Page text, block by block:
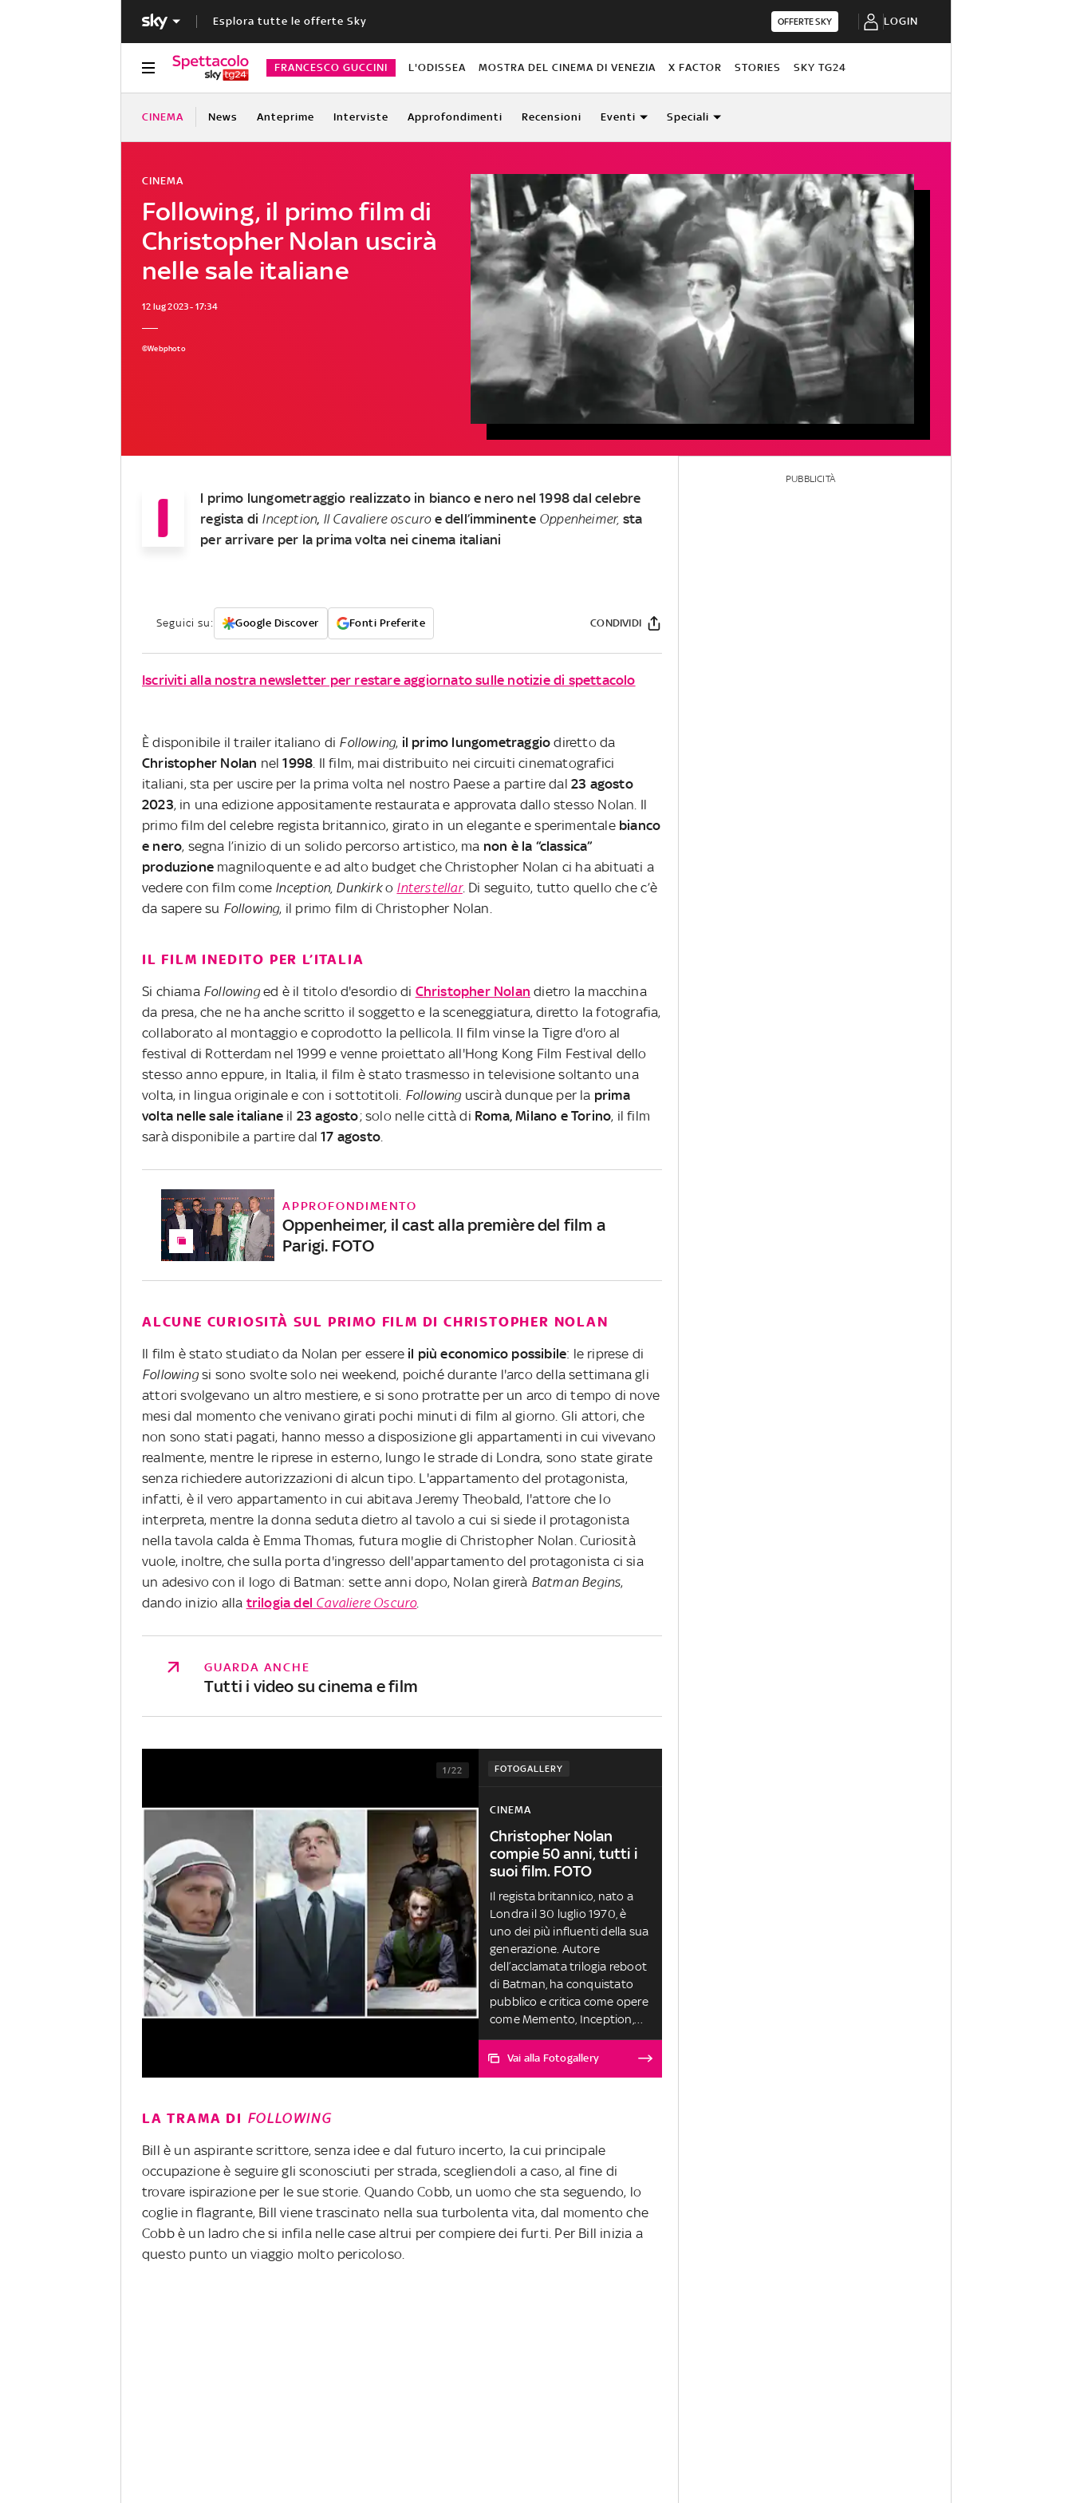
Esplora tutte le offerte Sky OFFERTE SKY LOGIN
FRANCESCO GUCCINI L'ODISSEA MOSTRA DEL CINEMA DI VENEZIA X FACTOR STORIES SKY TG24
CINEMA News Anteprime Interviste Approfondimenti Recensioni Eventi Speciali
Following, il primo film di
Christopher Nolan uscirà
nelle sale italiane
CINEMA
12 lug 2023 - 17:34
©Webphoto
I
l primo lungometraggio realizzato in bianco e nero nel 1998 dal celebre
regista di Inception, Il Cavaliere oscuroe dell’imminenteOppenheimer, sta
per arrivare per la prima volta nei cinema italiani
Seguici su: Google Discover Fonti Preferite CONDIVIDI
Iscriviti alla nostra newsletter per restare aggiornato sulle notizie di spettacolo
È disponibile il trailer italiano di Following, il primo lungometraggio diretto da
Christopher Nolan nel1998 . Il film, mai distribuito nei circuiti cinematografici
italiani, sta per uscire per la prima volta nel nostro Paese a partire dal23 agosto
2023, in una edizione appositamente restaurata e approvata dallo stesso Nolan. Il
primo film del celebre regista britannico, girato in un elegante e sperimentale bianco
e nero, segna l’inizio di un solido percorso artistico, ma non è la “classica”
produzione magniloquente e ad alto budget che Christopher Nolan ci ha abituati a
vedere con film come Inception, Dunkirko Interstellar. Di seguito, tutto quello che c’è
da sapere su Following, il primo film di Christopher Nolan.
IL FILM INEDITO PER L’ITALIA
Si chiama Followinged è il titolo d'esordio di Christopher Nolan dietro la macchina
da presa, che ne ha anche scritto il soggetto e la sceneggiatura, diretto la fotografia,
collaborato al montaggio e coprodotto la pellicola. Il film vinse la Tigre d'oro al
festival di Rotterdam nel 1999 e venne proiettato all'Hong Kong Film Festival dello
stesso anno eppure, in Italia, il film è stato trasmesso in televisione soltanto una
volta, in lingua originale e con i sottotitoli. Following uscirà dunque per la prima
volta nelle sale italiane il 23 agosto; solo nelle città di Roma, Milano e Torino, il film
sarà disponibile a partire dal17 agosto
APPROFONDIMENTO
Oppenheimer, il cast alla première del film a
Parigi. FOTO
ALCUNE CURIOSITÀ SUL PRIMO FILM DI CHRISTOPHER NOLAN
Il film è stato studiato da Nolan per essere il più economico possibile: le riprese di
Followingsi sono svolte solo nei weekend, poiché durante l'arco della settimana gli
attori svolgevano un altro mestiere, e si sono protratte per un arco di tempo di nove
mesi dal momento che venivano girati pochi minuti di film al giorno. Gli attori, che
non sono stati pagati, hanno messo a disposizione gli appartamenti in cui vivevano
realmente, mentre le riprese in esterno, lungo le strade di Londra, sono state girate
senza richiedere autorizzazioni di alcun tipo. L'appartamento del protagonista,
infatti, è il vero appartamento in cui abitava Jeremy Theobald, l'attore che lo
interpreta, mentre la donna seduta dietro al tavolo a cui si siede il protagonista
nella tavola calda è Emma Thomas, futura moglie di Christopher Nolan. Curiosità
vuole, inoltre, che sulla porta d'ingresso dell'appartamento del protagonista ci sia
un adesivo con il logo di Batman: sette anni dopo, Nolan girerà Batman Begins,
dando inizio alla trilogia del Cavaliere Oscuro.
GUARDA ANCHE
Tutti i video su cinema e film
FOTOGALLERY
1/22
CINEMA
Christopher Nolan
compie 50 anni, tutti i
suoi film. FOTO
Il regista britannico, nato a
Londra il 30 luglio 1970, è
uno dei più influenti della sua
generazione. Autore
dell’acclamata trilogia reboot
di Batman, ha conquistato
pubblico e critica come opere
come Memento, Inception,
Interstellar e Dunkirk. Nel
2020 è prevista l’uscita
Vai alla Fotogallery
LA TRAMA DI FOLLOWING
Bill è un aspirante scrittore, senza idee e dal futuro incerto, la cui principale
occupazione è seguire gli sconosciuti per strada, scegliendoli a caso, al fine di
trovare ispirazione per le sue storie. Quando Cobb, un uomo che sta seguendo, lo
coglie in flagrante, Bill viene trascinato nella sua turbolenta vita, dal momento che
Cobb è un ladro che si infila nelle case altrui per compiere dei furti. Per Bill inizia a
questo punto un viaggio molto pericoloso.
PUBBLICITÀ